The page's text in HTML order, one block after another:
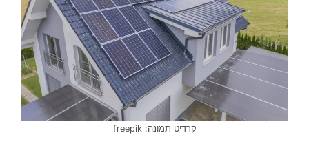
קרדיט תמונה: freepik